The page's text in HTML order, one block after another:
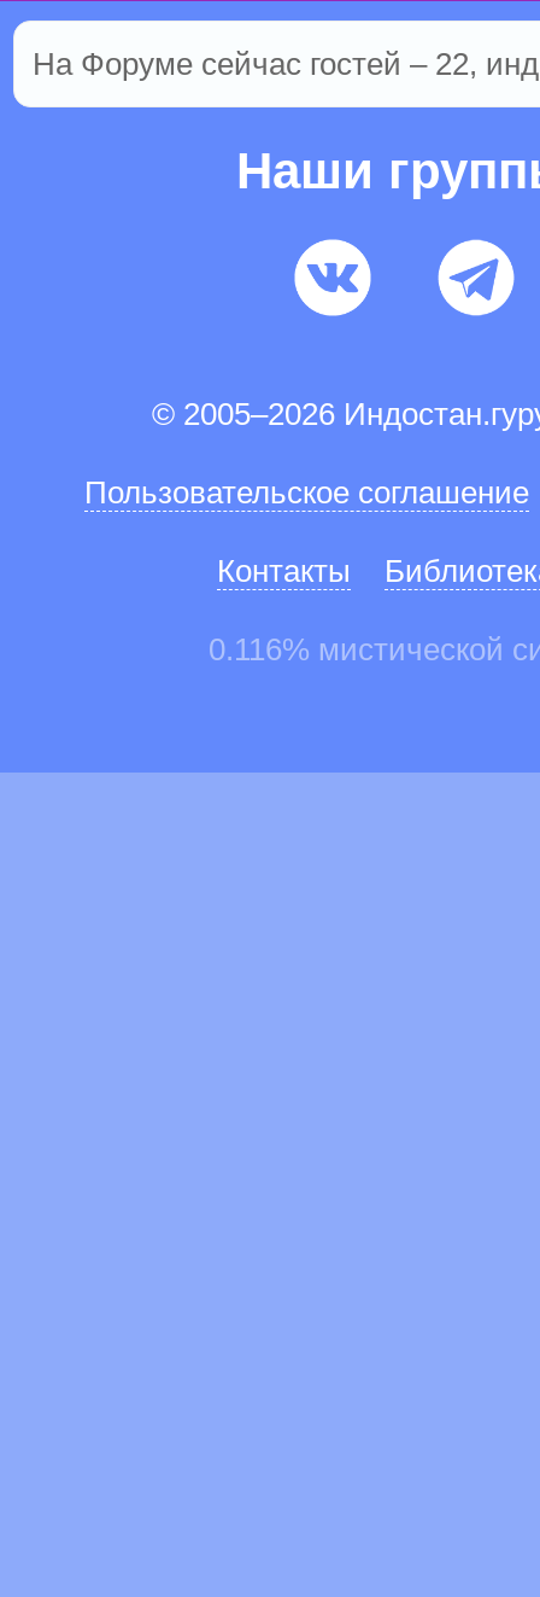
На Форуме сейчас гостей – 22,
Наши
© 2005–2026
Пользовательское соглашение
Контакты
0.116% мистической